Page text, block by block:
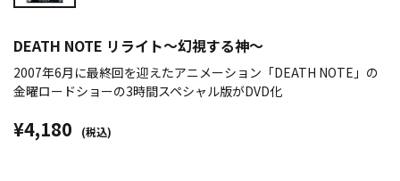
DEATH NOTE リライト～幻視する神～
2007年6月に最終回を迎えたアニメーション「DEATH NOTE」の
金曜ロードショーの3時間スペシャル版がDVD化
¥4,180 (税込)